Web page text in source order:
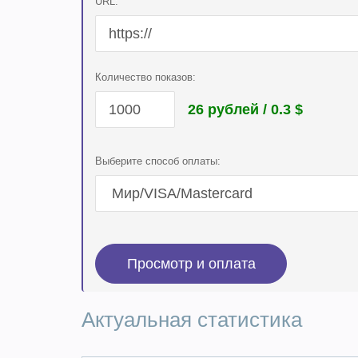
Количество показов:
26 рублей / 0.3 $
Выберите способ оплаты:
Актуальная статистика